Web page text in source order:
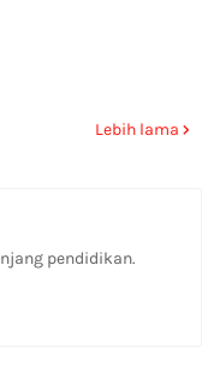
Lebih lama
pendidikan.